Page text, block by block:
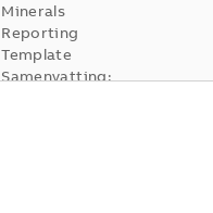
Minerals
Reporting
Template
Samenvatting: